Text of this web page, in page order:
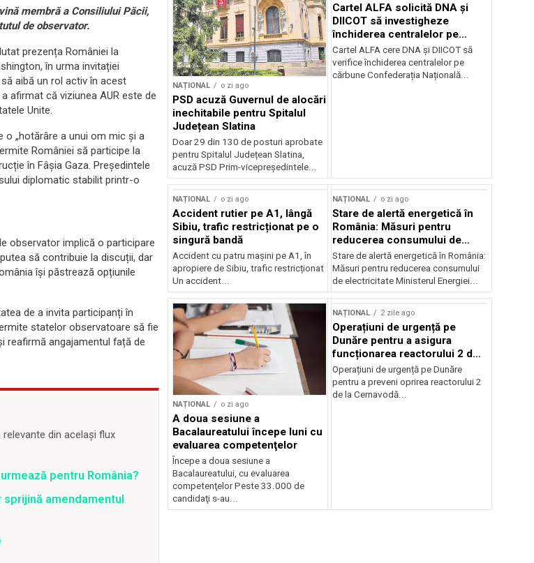
membră a Consiliului Păcii,
de observator.
prezența României la
în urma invitației
aibă un rol activ în acest
afirmat că viziunea AUR este de
Unite.
o „hotărâre a unui om mic și a
României să participe la
în Fâșia Gaza. Președintele
diplomatic stabilit printr-o
observator implică o participare
să contribuie la discuții, dar
își păstrează opțiunile
de a invita participanți în
statelor observatoare să fie
reafirmă angajamentul față de
din același flux
pentru România?
sprijină amendamentul
NAȚIONAL o zi ago
PSD acuză Guvernul de alocări
inechitabile pentru Spitalul
Județean Slatina
Doar 29 din 130 de posturi aprobate
pentru Spitalul Județean Slatina,
acuză PSD Prim-vicepreședintele...
Cartel ALFA solicită DNA și
DIICOT să investigheze
închiderea centralelor pe
cărbune
Cartel ALFA cere DNA și DIICOT să
verifice închiderea centralelor pe
cărbune Confederația Națională...
NAȚIONAL o zi ago
Accident rutier pe A1, lângă
Sibiu, trafic restricționat pe o
singură bandă
Accident cu patru mașini pe A1, în
apropiere de Sibiu, trafic restricționat
Un accident...
NAȚIONAL o zi ago
Stare de alertă energetică în
România: Măsuri pentru
reducerea consumului de
electricitate
Stare de alertă energetică în România:
Măsuri pentru reducerea consumului
de electricitate Ministerul Energiei...
NAȚIONAL o zi ago
A doua sesiune a
Bacalaureatului începe luni cu
evaluarea competenţelor
Începe a doua sesiune a
Bacalaureatului, cu evaluarea
competenţelor Peste 33.000 de
candidaţi s-au...
NAȚIONAL 2 zile ago
Operațiuni de urgență pe
Dunăre pentru a asigura
funcționarea reactorului 2 de
la Cernavodă
Operațiuni de urgență pe Dunăre
pentru a preveni oprirea reactorului 2
de la Cernavodă...